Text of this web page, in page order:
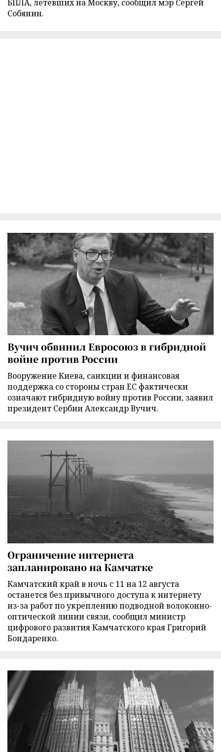
БПЛА, летевших на Москву, сообщил мэр Сергей
Собянин.
Вучич обвинил Евросоюз в гибридной
войне против России
Вооружение Киева, санкции и финансовая
поддержка со стороны стран ЕС фактически
означают гибридную войну против России, заявил
президент Сербии Александр Вучич.
Ограничение интернета
запланировано на Камчатке
Камчатский край в ночь с 11 на 12 августа
останется без привычного доступа к интернету
из-за работ по укреплению подводной волоконно-
оптической линии связи, сообщил министр
цифрового развития Камчатского края Григорий
Бондаренко.